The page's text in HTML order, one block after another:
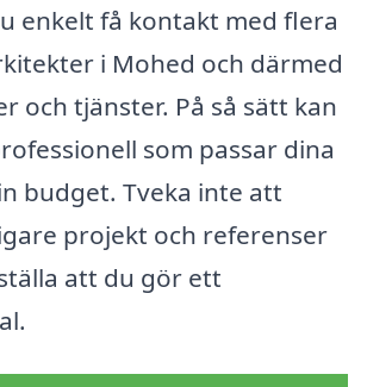
enkelt få kontakt med flera
i Mohed och därmed
och tjänster. På så sätt kan
som passar dina
budget. Tveka inte att
projekt och referenser
att du gör ett